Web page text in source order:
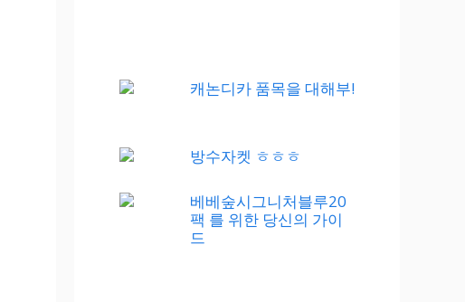
캐논디카 품목을 대해부!
방수자켓 ㅎㅎㅎ
베베숲시그니처블루20
팩 를 위한 당신의 가이
드